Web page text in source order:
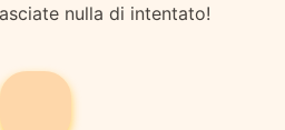
nulla di intentato!